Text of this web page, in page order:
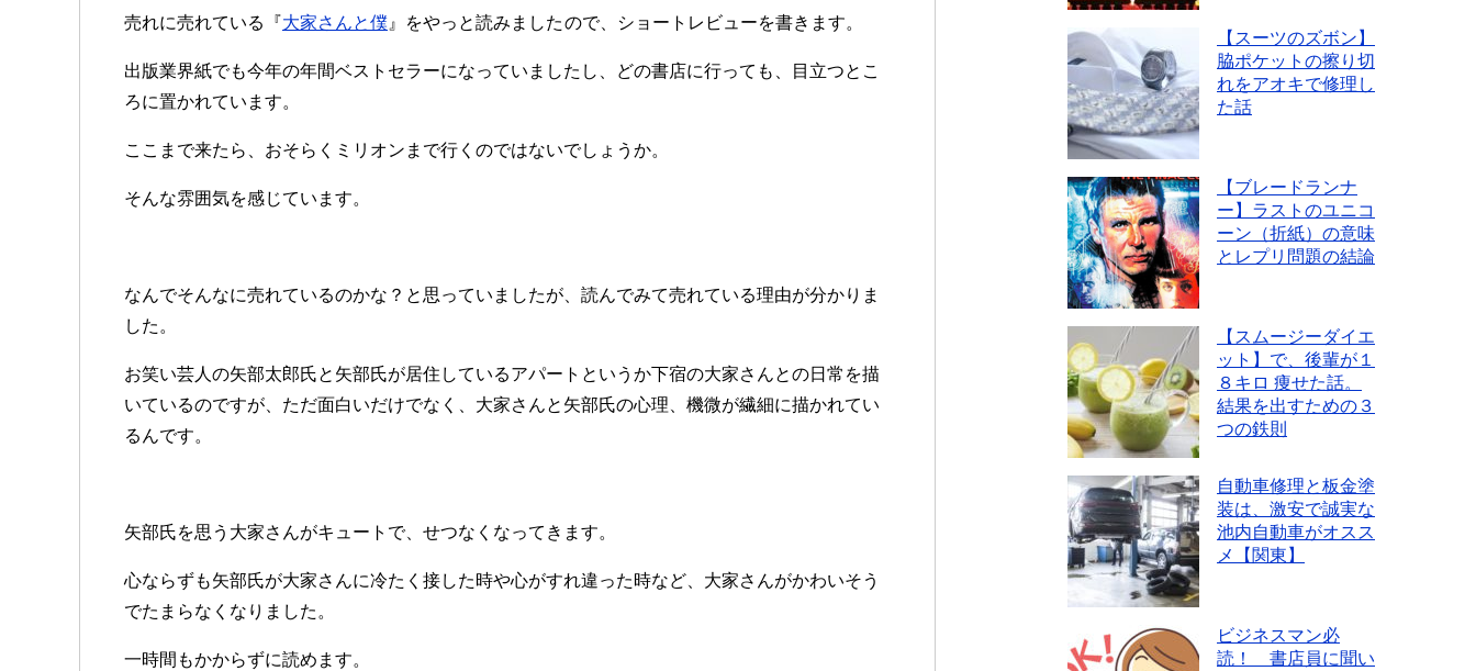
売れに売れている『大家さんと僕 』をやっと読みましたので、ショートレビューを書きます。
出版業界紙でも今年の年間ベストセラーになっていましたし、どの書店に行っても、目立つとこ
ろに置かれています。
ここまで来たら、おそらくミリオンまで行くのではないでしょうか。
そんな雰囲気を感じています。
なんでそんなに売れているのかな？と思っていましたが、読んでみて売れている理由が分かりま
した。
お笑い芸人の矢部太郎氏と矢部氏が居住しているアパートというか下宿の大家さんとの日常を描
いているのですが、ただ面白いだけでなく、大家さんと矢部氏の心理、機微が繊細に描かれてい
るんです。
矢部氏を思う大家さんがキュートで、せつなくなってきます。
心ならずも矢部氏が大家さんに冷たく接した時や心がすれ違った時など、大家さんがかわいそう
でたまらなくなりました。
一時間もかからずに読めます。
【スーツのズボン】
脇ポケットの擦り切
れをアオキで修理し
た話
【ブレードランナ
ー】ラストのユニコ
ーン（折紙）の意味
とレプリ問題の結論
【スムージーダイエ
ット】で、後輩が１
８キロ 痩せた話。
結果を出すための３
つの鉄則
自動車修理と板金塗
装は、激安で誠実な
池内自動車がオスス
メ【関東】
ビジネスマン必
読！ 書店員に聞い